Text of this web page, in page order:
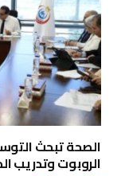
الصحة تبحث
الروبوت وتدريب